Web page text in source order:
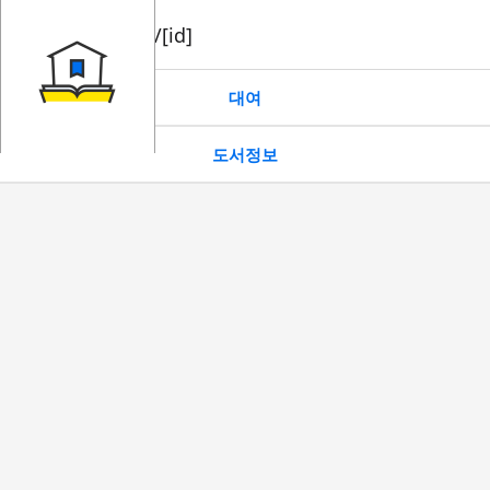
book/rent/[id]
대여
도서정보